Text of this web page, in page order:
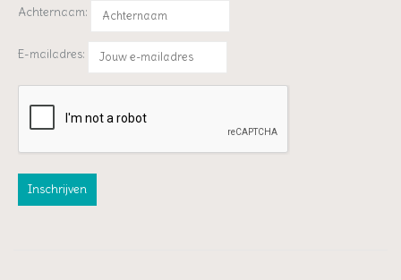
Achternaam:
E-mailadres: